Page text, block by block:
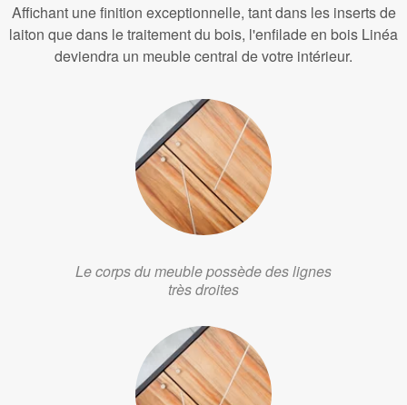
Affichant une finition exceptionnelle, tant dans les inserts de
laiton que dans le traitement du bois, l'enfilade en bois Linéa
deviendra un meuble central de votre intérieur.
Le corps du meuble possède des lignes
très droites